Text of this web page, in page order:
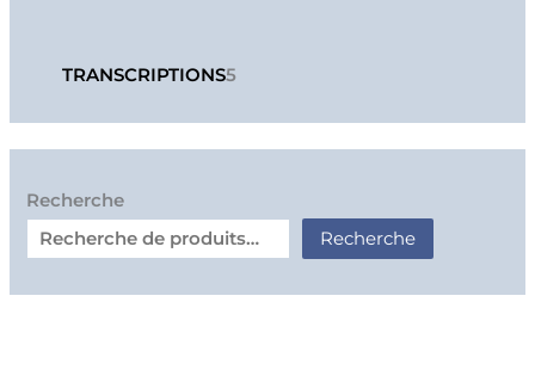
TRANSCRIPTIONS5
Recherche
Recherche